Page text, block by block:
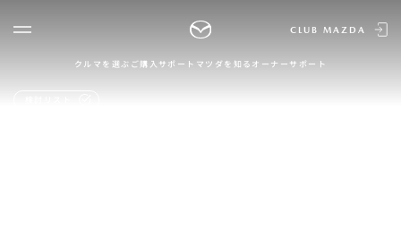
CLUB MAZDA
クルマを選ぶ ご購入サポート マツダを知る オーナーサポート